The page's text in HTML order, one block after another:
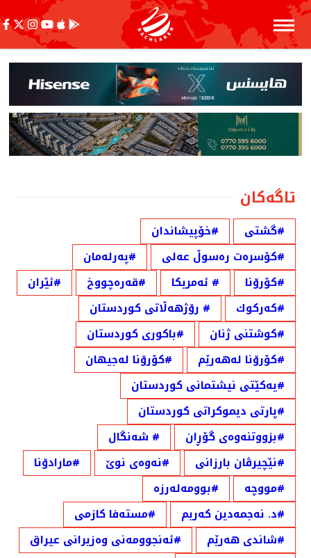
تاگەکان
#گشتی
#خۆپیشاندان
#كۆسره‌ت ره‌سوڵ عه‌لی
#په‌رله‌مان
#كۆرۆنا
# ئەمریكا #قەرەچووخ
#ئێران
#كەركوك
# رۆژهەڵاتی كوردستان
#كوشتنی ژنان
#باكوری كوردستان
#كۆرۆنا لەهەرێم
#كۆرۆنا لەجیهان
#یەكێتی نیشتمانی كوردستان
#پارتی دیموكراتی كوردستان
#بزووتنەوەی گۆڕان
# شەنگال
#نێچیرڤان بارزانی
#نەوەی نوێ
#مارادۆنا
#مووچە
#بوومەلەرزە
#د. نەجمەدین كەریم
#مستەفا كازمی
#شاندی هەرێم
#ئەنجوومەنی وەزیرانی عیراق